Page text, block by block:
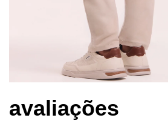
avaliações